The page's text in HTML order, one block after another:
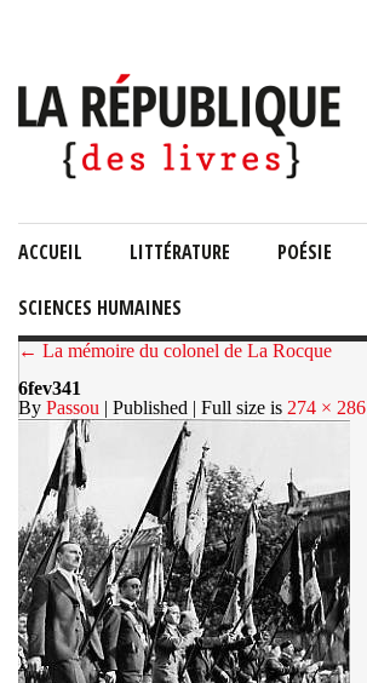
ACCUEIL LITTÉRATURE POÉSIE
SCIENCES HUMAINES
← La mémoire du colonel de La Rocque
6fev341
By Passou | Published | Full size is 274 × 286